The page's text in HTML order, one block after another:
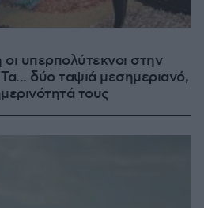
υπερπολύτεκνοι στην
δύο ταψιά μεσημεριανό,
τους